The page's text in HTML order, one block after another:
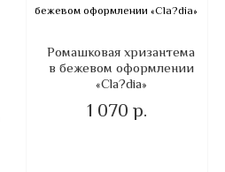
Ромашковая хризантема
в бежевом оформлении
«Cla?dia»
1 070 р.